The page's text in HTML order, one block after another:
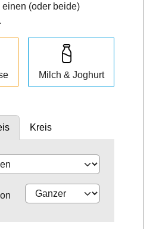
(oder beide)
Milch & Joghurt
Kreis